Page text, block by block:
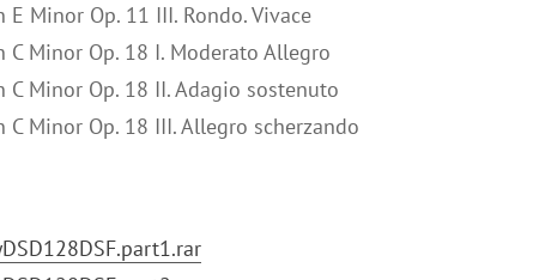
Minor Op. 11 III. Rondo. Vivace
Minor Op. 18 I. Moderato Allegro
Minor Op. 18 II. Adagio sostenuto
Minor Op. 18 III. Allegro scherzando